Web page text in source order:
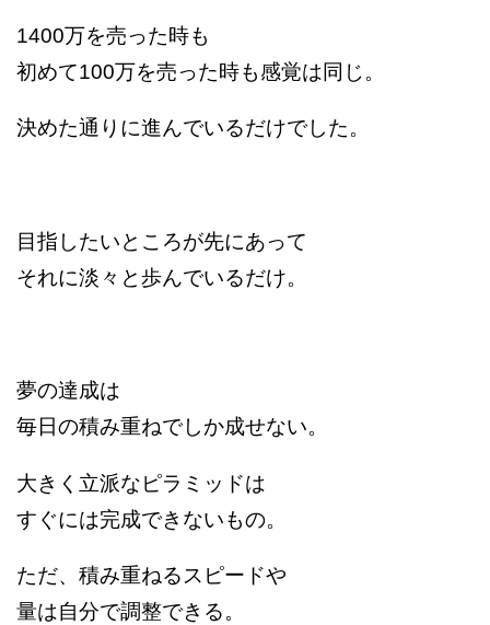
1400万を売った時も
初めて100万を売った時も感覚は同じ。
決めた通りに進んでいるだけでした。
目指したいところが先にあって
それに淡々と歩んでいるだけ。
夢の達成は
毎日の積み重ねでしか成せない。
大きく立派なピラミッドは
すぐには完成できないもの。
ただ、積み重ねるスピードや
量は自分で調整できる。